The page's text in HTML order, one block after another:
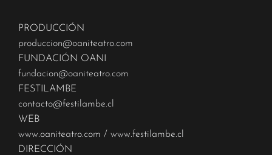
PRODUCCIÓN
produccion@oaniteatro.com
FUNDACIÓN OANI
fundacion@oaniteatro.com
FESTILAMBE
contacto@festilambe.cl
WEB
www.oaniteatro.com / www.festilambe.cl
DIRECCIÓN